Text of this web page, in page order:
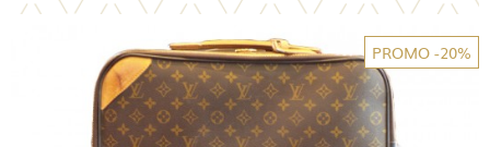
PROMO -20%